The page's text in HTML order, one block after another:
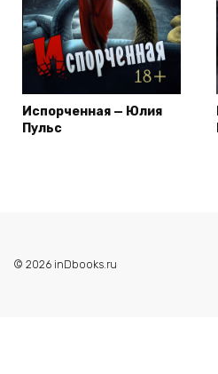
Испорченная — Юлия
Пульс
© 2026 inDbooks.ru